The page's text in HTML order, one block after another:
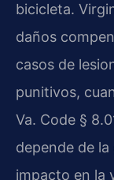
bicicleta.
daños
casos de
punitivos,
Va. Code §
depende de la
impacto en la